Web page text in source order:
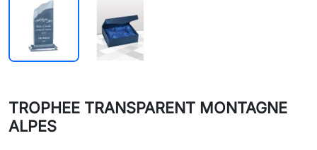
TROPHEE TRANSPARENT MONTAGNE
ALPES